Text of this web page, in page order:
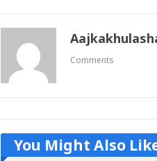
Comments
You Might Also